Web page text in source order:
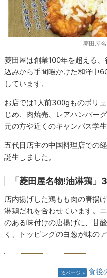
菱田屋
菱田屋は創業100年を超える
込みから手間暇かけた和洋中
しています。
お店では1人前300gものボリ
じめ、肉焼売、レアハンバー
元の方や近くのキャンパス学
五代目店主の中国料理店での
誕生しました。
「菱田屋名物!油淋鶏
店内揚げした鶏もも肉の唐揚
淋鶏だれを合わせています。
のある味付けの唐揚げに、甘
く、トッピングの白葱が味の
次ページ 食後